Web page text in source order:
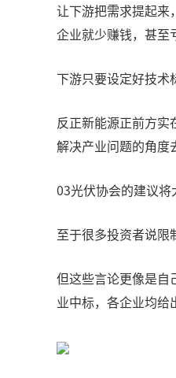
让下游把需求提起来
企业就少赚钱，甚至
下游只要设定好技术
反正新能源正前方
解决产业问题的角度
03光伏协会的建议
至于很多投资者说限
但这些言论更像是自
业中标，各企业均给